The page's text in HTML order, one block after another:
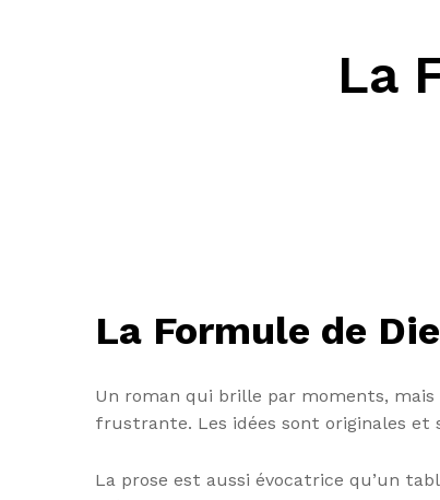
La
La Formule de
Un roman qui brille par moments,
frustrante. Les idées sont originales
La prose est aussi évocatrice qu’un